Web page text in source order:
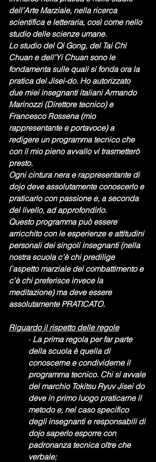
dell’Arte Marziale, nella ricerca
scientifica e letteraria, così come nello
studio delle scienze umane.
Lo studio del Qi Gong, del Tai Chi
Chuan e dell’Yi Chuan sono le
fondamenta sulle quali si fonda ora la
pratica del Jisei-do. Ho autorizzato
due miei insegnanti italiani Armando
Marinozzi (Direttore tecnico) e
Francesco Rossena (mio
rappresentante e portavoce) a
redigere un programma tecnico che
con il mio pieno avvallo vi trasmetterò
presto.
Ogni cintura nera e rappresentante di
dojo deve assolutamente conoscerlo e
praticarlo con passione e, a seconda
del livello, ad approfondirlo.
Questo programma può essere
arricchito con le esperienze e attitudini
personali dei singoli insegnanti (nella
nostra scuola c’è chi predilige
l’aspetto marziale del combattimento e
c’è chi preferisce invece la
meditazione) ma deve essere
assolutamente PRATICATO.
Riguardo il rispetto delle regole
- La prima regola per far parte
della scuola è quella di
conoscerne e condividerne il
programma tecnico. Chi si avvale
del marchio Tokitsu Ryuv Jisei do
deve in primo luogo praticarne il
metodo e, nel caso specifico
degli insegnanti e responsabili di
dojo saperlo esporre con
padronanza tecnica oltre che
verbale;